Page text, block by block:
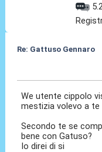
Re: Gattuso Gennaro
We utente cippolo
mestizia volevo a te
Secondo te se
bene con Gatuso?
Io direi di si